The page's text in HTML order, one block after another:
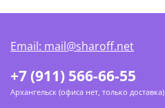
+7 (911) 566-66-55
Архангельск (офиса нет, только доставка)
Email: mail@sharoff.net